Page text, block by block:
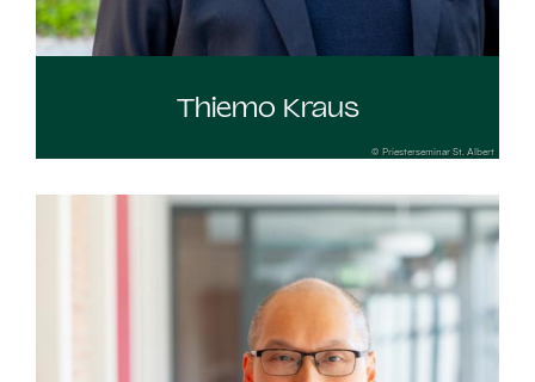
Thiemo Kraus
© Priesterseminar St. Albert